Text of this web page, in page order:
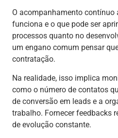
O acompanhamento contínuo
funciona e o que pode ser
processos quanto no
um engano comum pensar
contratação.
Na realidade, isso implica
como o número de contatos
de conversão em leads e a
trabalho. Fornecer feedbacks
de evolução constante.